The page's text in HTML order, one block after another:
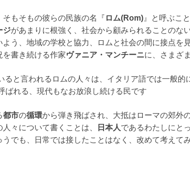
そもそもの彼らの民族の名『 ロム(Rom) 』と呼ぶこ
ジがあまりに根強く、社会から顧みられることのな
う、地域の学校と協力、ロムと社会の間に接点を
書き続ける作家ヴァニア・マンチーニに、さまざ
ると言われるロムの人々は、イタリア語では一般的
ばれる、現代もなお放浪し続ける民です
都市の循環から弾き飛ばされ、大抵はローマの郊外
々について書くことは、 日本人であるわたしにと
でも、日常では接したことはなく、改めて考えて